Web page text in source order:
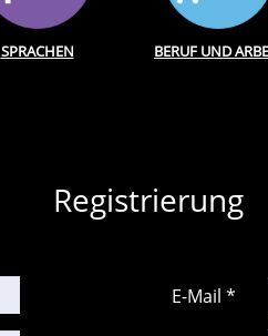
SPRACHEN BERUF UND
Registrierung
E-Mail *